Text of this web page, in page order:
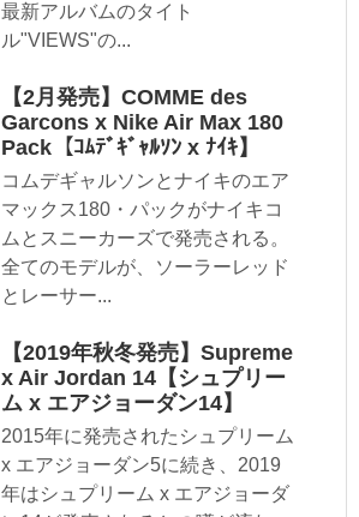
最新アルバムのタイト
ル"VIEWS"の...
【2月発売】COMME des
Garcons x Nike Air Max 180
Pack【ｺﾑﾃﾞｷﾞｬﾙｿﾝ x ﾅｲｷ】
コムデギャルソンとナイキのエア
マックス180・パックがナイキコ
ムとスニーカーズで発売される。
全てのモデルが、ソーラーレッド
とレーサー...
【2019年秋冬発売】Supreme
x Air Jordan 14【シュプリー
ム x エアジョーダン14】
2015年に発売されたシュプリーム
x エアジョーダン5に続き、2019
年はシュプリーム x エアジョーダ